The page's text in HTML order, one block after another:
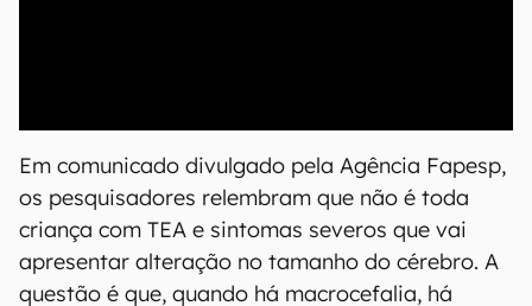
Em comunicado divulgado pela Agência Fapesp,
os pesquisadores relembram que não é toda
criança com TEA e sintomas severos que vai
apresentar alteração no tamanho do cérebro. A
questão é que, quando há macrocefalia, há